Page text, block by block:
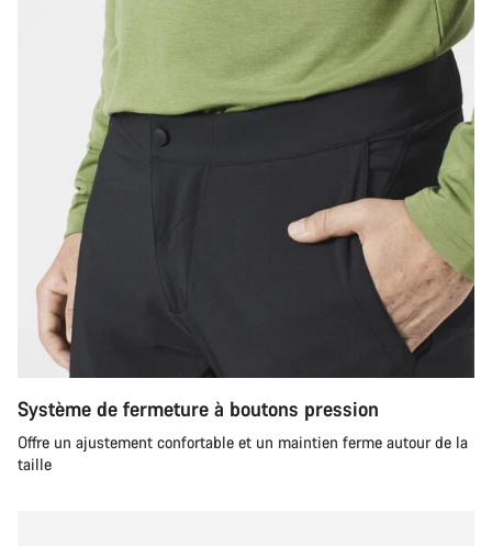
Système de fermeture à boutons pression
Offre un ajustement confortable et un maintien ferme autour de la
taille